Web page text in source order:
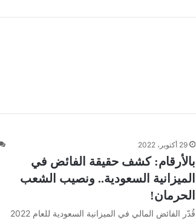
29 أكتوبر، 2022
بالأرقام: كشف حقيقة الفائض في
الميزانية السعودية.. ونصيب الشعب
الحرمان!
قُدّر الفائض المالي في الميزانية السعودية للعام 2022